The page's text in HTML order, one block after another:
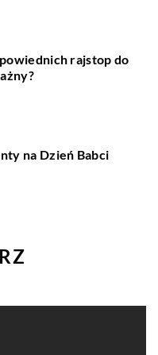
rajstop do
na Dzień Babci